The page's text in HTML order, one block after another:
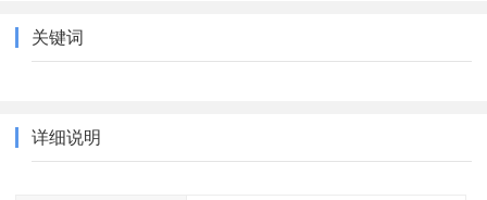
关键词
详细说明